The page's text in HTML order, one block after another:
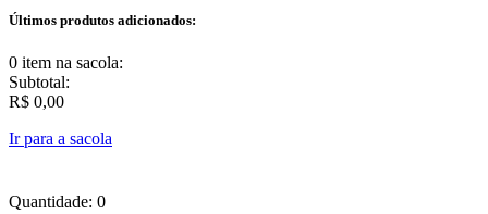
Últimos produtos adicionados:
0 item na sacola:
Subtotal:
R$ 0,00
Ir para a sacola
Quantidade: 0